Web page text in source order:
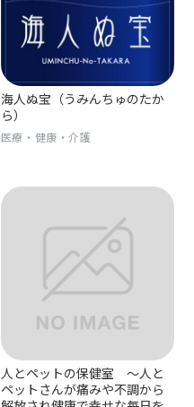
海人ぬ宝（うみんちゅのたか
ら）
医療・健康・介護
人とペットの保健室 〜人と
ペットさんが痛みや不調から